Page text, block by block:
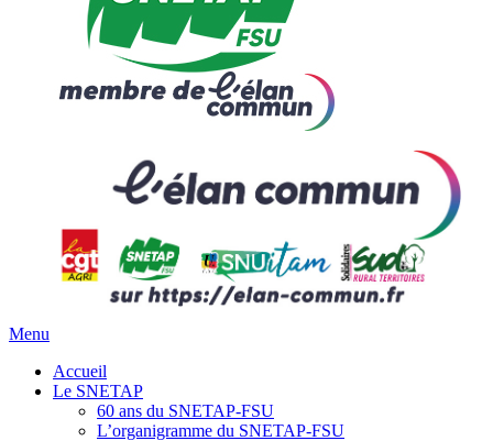
Menu
Accueil
Le SNETAP
60 ans du SNETAP-FSU
L’organigramme du SNETAP-FSU